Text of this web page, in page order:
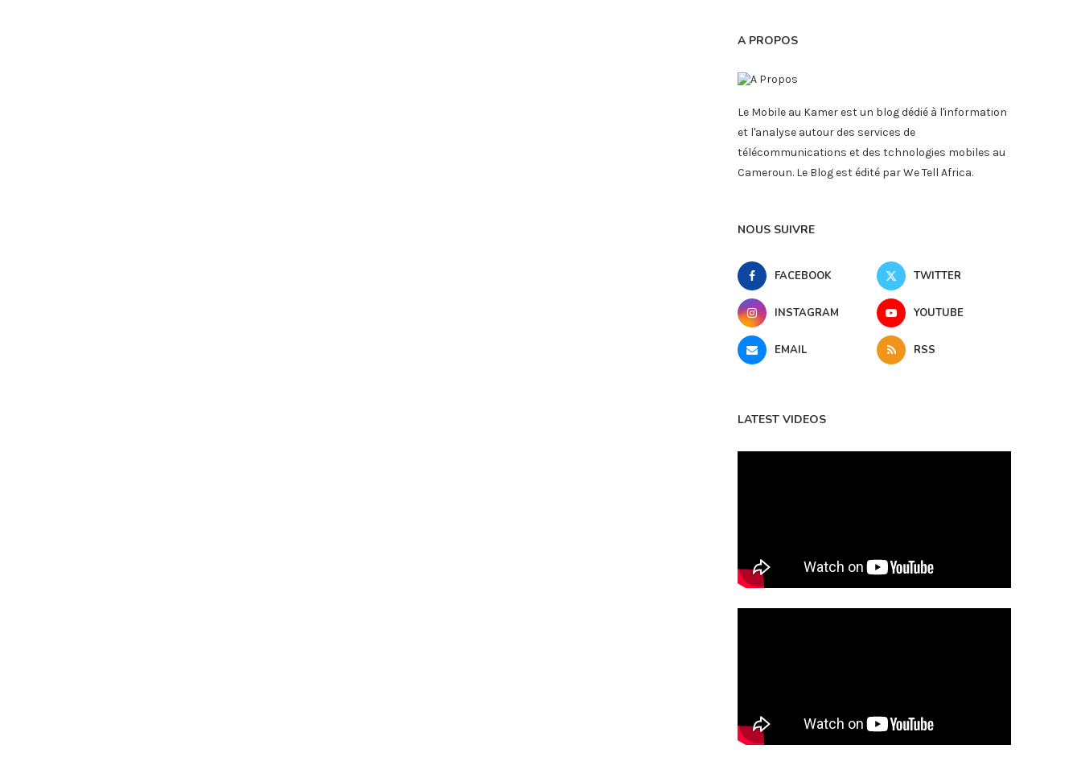
A PROPOS
Le Mobile au Kamer est un blog dédié à l'information
et l'analyse autour des services de
télécommunications et des tchnologies mobiles au
Cameroun. Le Blog est édité par We Tell Africa.
NOUS SUIVRE
FACEBOOK TWITTER
INSTAGRAM YOUTUBE
EMAIL RSS
LATEST VIDEOS